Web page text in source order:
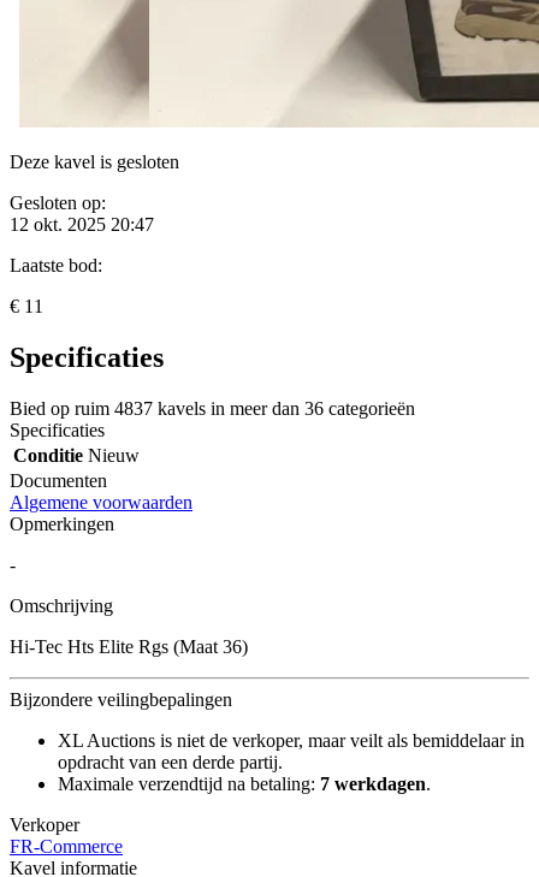
Deze kavel is gesloten
Gesloten op:
12 okt. 2025 20:47
Laatste bod:
€ 11
Specificaties
Bied op ruim 4837 kavels in meer dan 36 categorieën
Specificaties
Conditie Nieuw
Documenten
Algemene voorwaarden
Opmerkingen
-
Omschrijving
Hi-Tec Hts Elite Rgs (Maat 36)
Bijzondere veilingbepalingen
XL Auctions is niet de verkoper, maar veilt als bemiddelaar in
opdracht van een derde partij.
Maximale verzendtijd na betaling: 7 werkdagen.
Verkoper
FR-Commerce
Kavel informatie